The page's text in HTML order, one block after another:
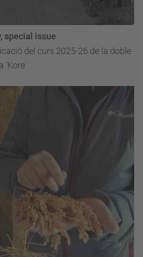
del curs 2025-26 de la doble
'Kore'
special issue